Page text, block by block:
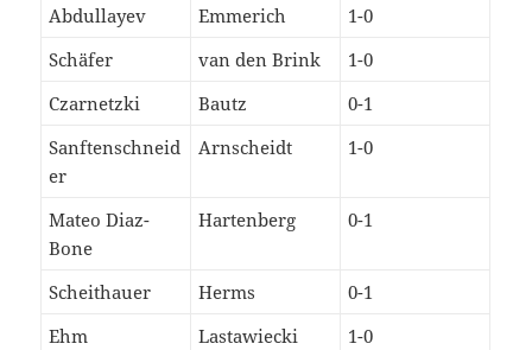
Abdullayev
Emmerich
1-0
Schäfer
van den Brink
1-0
Czarnetzki
Bautz
0-1
Sanftenschneid
er
Arnscheidt 1-0
Mateo Diaz-
Bone
Hartenberg 0-1
Scheithauer Herms
0-1
Ehm
Lastawiecki
1-0